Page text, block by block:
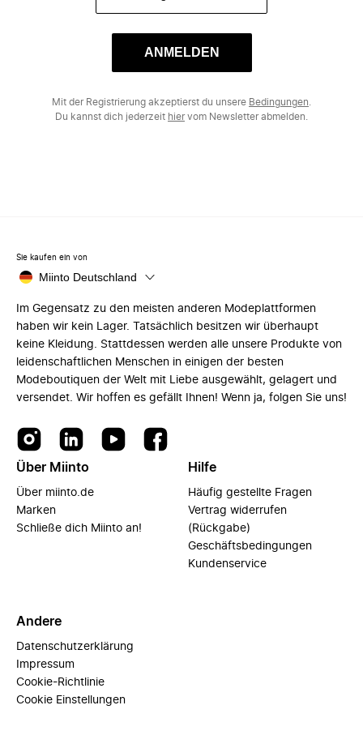
ANMELDEN
Mit der Registrierung akzeptierst du unsere Bedingungen
Du kannst dich jederzeit hiervom Newsletter abmelden.
Sie kaufen ein von
Miinto Deutschland
Im Gegensatz zu den meisten anderen Modeplattformen
haben wir kein Lager. Tatsächlich besitzen wir überhaupt
keine Kleidung. Stattdessen werden alle unsere Produkte von
leidenschaftlichen Menschen in einigen der besten
Modeboutiquen der Welt mit Liebe ausgewählt, gelagert und
versendet. Wir hoffen es gefällt Ihnen! Wenn ja, folgen Sie uns!
Über Miinto
Über miinto.de
Marken
Schließe dich Miinto an!
Hilfe
Häufig gestellte Fragen
Vertrag widerrufen
(Rückgabe)
Geschäftsbedingungen
Kundenservice
Andere
Datenschutzerklärung
Impressum
Cookie-Richtlinie
Cookie Einstellungen